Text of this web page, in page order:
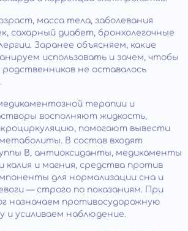
масса тела, заболевания
сахарный диабет, бронхолегочные
Заранее объясняем, какие
использовать и зачем, чтобы
не оставалось
терапии и
восполняют жидкость,
помогают вывести
В состав входят
B, антиоксиданты, медикаменты
калия и магния, средства против
для нормализации сна и
— строго по показаниям. При
назначаем противосудорожную
и усиливаем наблюдение.